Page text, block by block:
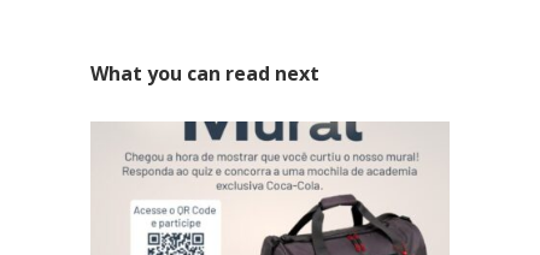
What you can read next